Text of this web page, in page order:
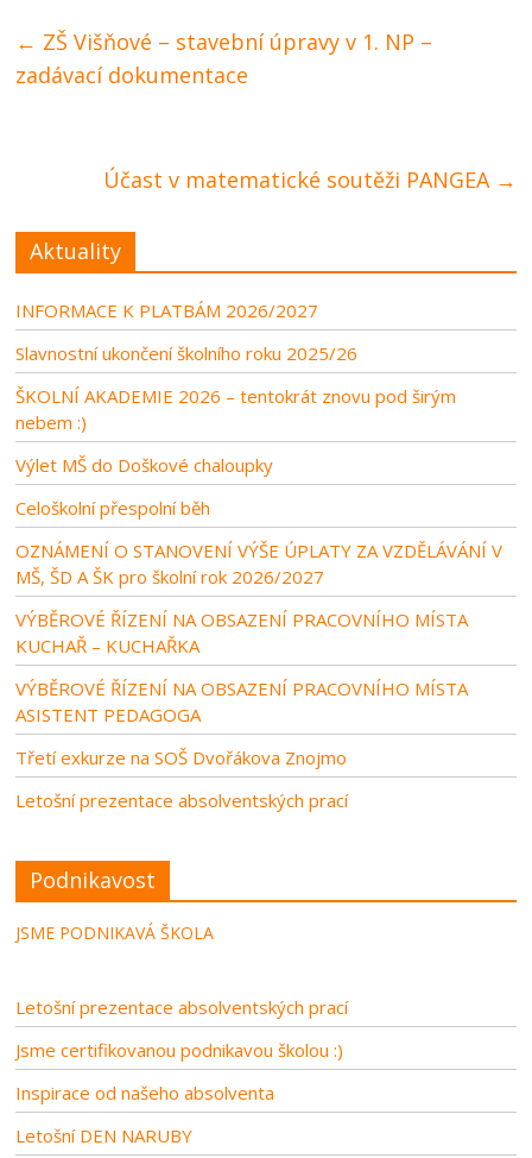
← ZŠ Višňové – stavební úpravy v 1. NP –
zadávací dokumentace
Účast v matematické soutěži PANGEA →
Aktuality
INFORMACE K PLATBÁM 2026/2027
Slavnostní ukončení školního roku 2025/26
ŠKOLNÍ AKADEMIE 2026 – tentokrát znovu pod širým
nebem :)
Výlet MŠ do Doškové chaloupky
Celoškolní přespolní běh
OZNÁMENÍ O STANOVENÍ VÝŠE ÚPLATY ZA VZDĚLÁVÁNÍ V
MŠ, ŠD A ŠK pro školní rok 2026/2027
VÝBĚROVÉ ŘÍZENÍ NA OBSAZENÍ PRACOVNÍHO MÍSTA
KUCHAŘ – KUCHAŘKA
VÝBĚROVÉ ŘÍZENÍ NA OBSAZENÍ PRACOVNÍHO MÍSTA
ASISTENT PEDAGOGA
Třetí exkurze na SOŠ Dvořákova Znojmo
Letošní prezentace absolventských prací
Podnikavost
JSME PODNIKAVÁ ŠKOLA
Letošní prezentace absolventských prací
Jsme certifikovanou podnikavou školou :)
Inspirace od našeho absolventa
Letošní DEN NARUBY